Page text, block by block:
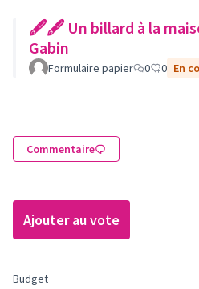
🖋🖋 Un billard à la
Gabin
Formulaire papier 0 0 En
Commentaire
Ajouter au vote
Budget